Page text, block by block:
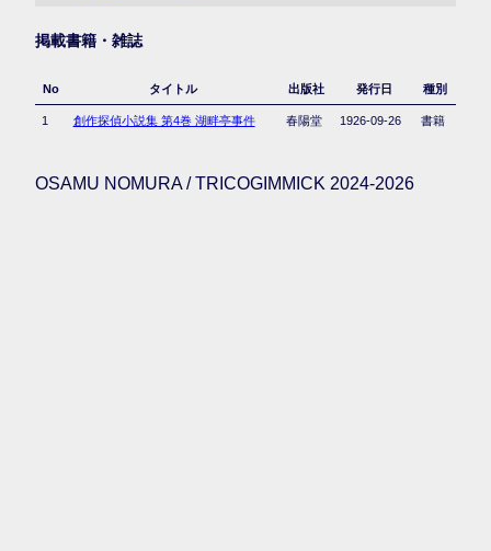
掲載書籍・雑誌
No タイトル 出版社 発行日 種別
1 創作探偵小説集 第4巻 湖畔亭事件 春陽堂 1926-09-26 書籍
OSAMU NOMURA / TRICOGIMMICK 2024-2026